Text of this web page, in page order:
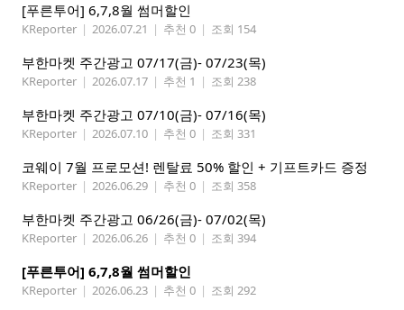
[푸른투어] 6,7,8월 썸머할인
KReporter | 2026.07.21 | 추천 0 | 조회 154
부한마켓 주간광고 07/17(금)- 07/23(목)
KReporter | 2026.07.17 | 추천 1 | 조회 238
부한마켓 주간광고 07/10(금)- 07/16(목)
KReporter | 2026.07.10 | 추천 0 | 조회 331
코웨이 7월 프로모션! 렌탈료 50% 할인 + 기프트카드 증정
KReporter | 2026.06.29 | 추천 0 | 조회 358
부한마켓 주간광고 06/26(금)- 07/02(목)
KReporter | 2026.06.26 | 추천 0 | 조회 394
[푸른투어] 6,7,8월 썸머할인
KReporter | 2026.06.23 | 추천 0 | 조회 292